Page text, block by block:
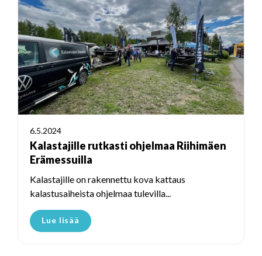
6.5.2024
Kalastajille rutkasti ohjelmaa Riihimäen
Erämessuilla
Kalastajille on rakennettu kova kattaus
kalastusaiheista ohjelmaa tulevilla...
Lue lisää